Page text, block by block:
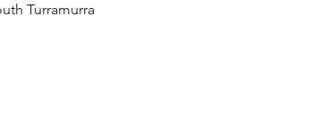
Turramurra